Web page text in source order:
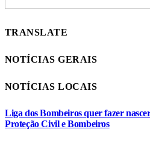
TRANSLATE
NOTÍCIAS GERAIS
NOTÍCIAS LOCAIS
Liga dos Bombeiros quer fazer
Proteção Civil e Bombeiros